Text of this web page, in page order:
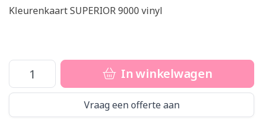
Kleurenkaart SUPERIOR 9000 vinyl
In winkelwagen
Vraag een offerte aan